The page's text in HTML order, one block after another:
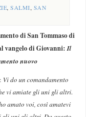
,SALMI, SAN
di San Tommaso di
vangelo di Giovanni:Il
nuovo
: Vi do un comandamento
vi amiate gli uni gli altri.
amato voi, così amatevi